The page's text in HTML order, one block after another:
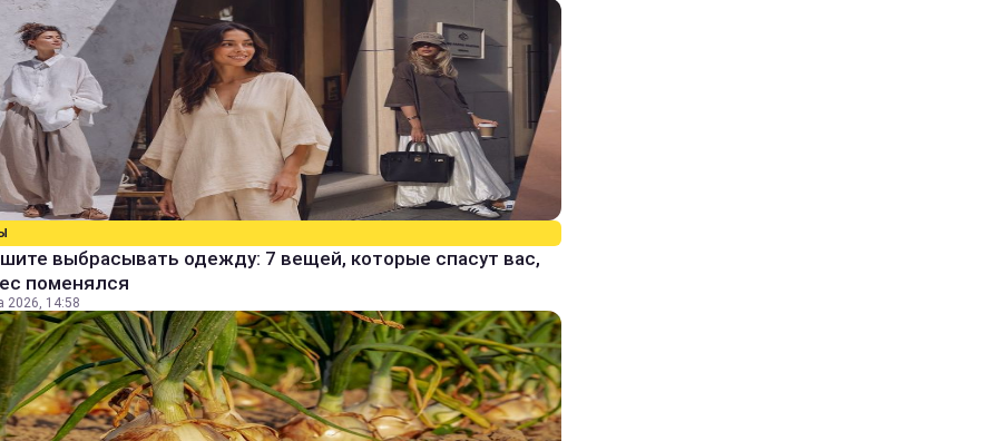
выбрасывать одежду: 7 вещей, которые спасут вас,
поменялся
2026, 14:58